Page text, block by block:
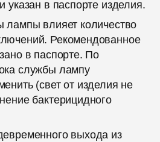
указан в паспорте изделия.
лампы влияет количество
Рекомендованное
в паспорте. По
службы лампу
(свет от изделия не
бактерицидного
выхода из